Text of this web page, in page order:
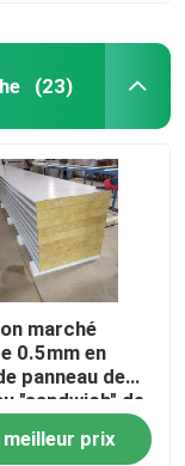
(23)
marché
0.5mm en
panneau de
"sandwich" de
roche
thermique
meilleur prix